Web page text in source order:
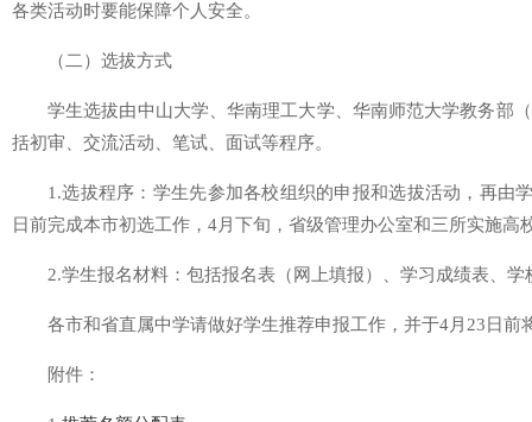
各类活动时要能保障个人安全。
（二）选拔方式
学生选拔由中山大学、华南理工大学、华南师范大学教务部
括初审、交流活动、笔试、面试等程序。
1.选拔程序：学生先参加各校组织的申报和选拔活动，再由
日前完成本市初选工作，4月下旬，省级管理办公室和三所实施
2.学生报名材料：包括报名表（网上填报）、学习成绩表、
各市和省直属中学请做好学生推荐申报工作，并于4月23日前
附件：